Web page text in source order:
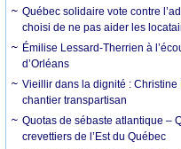
Québec solidaire vote contre
choisi de ne pas aider les
Émilise Lessard-Therrien à
d’Orléans
Vieillir dans la dignité : Christine
chantier transpartisan
Quotas de sébaste atlantique –
crevettiers de l’Est du Québec